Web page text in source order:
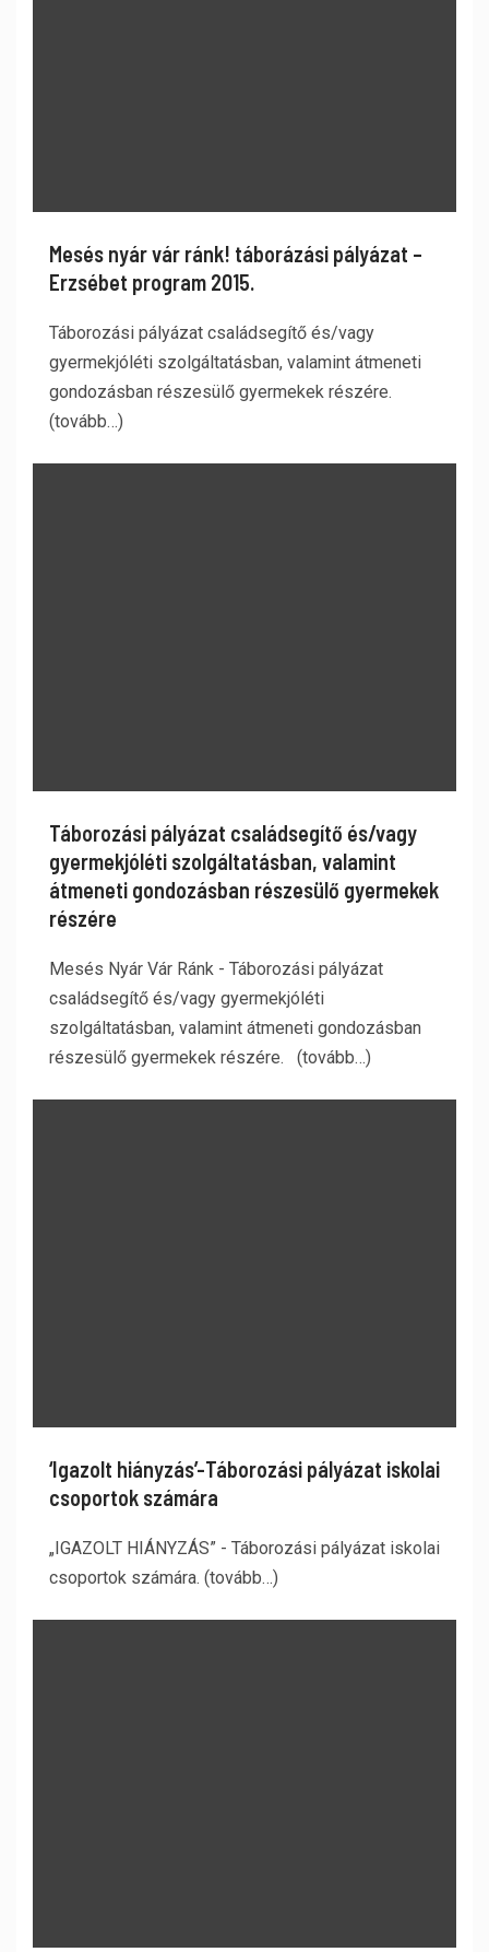
Mesés nyár vár ránk! táborázási pályázat –
Erzsébet program 2015.
Táborozási pályázat családsegítő és/vagy
gyermekjóléti szolgáltatásban, valamint átmeneti
gondozásban részesülő gyermekek részére.
(tovább…)
Táborozási pályázat családsegítő és/vagy
gyermekjóléti szolgáltatásban, valamint
átmeneti gondozásban részesülő gyermekek
részére
Mesés Nyár Vár Ránk - Táborozási pályázat
családsegítő és/vagy gyermekjóléti
szolgáltatásban, valamint átmeneti gondozásban
részesülő gyermekek részére. (tovább…)
‘Igazolt hiányzás’-Táborozási pályázat iskolai
csoportok számára
„IGAZOLT HIÁNYZÁS” - Táborozási pályázat iskolai
csoportok számára. (tovább…)